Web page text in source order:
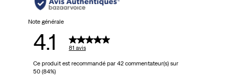
avisNote générale
4.1 81 avis
Ce produit est recommandé par 42 commentateur(s) sur
50 (84%)